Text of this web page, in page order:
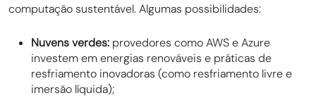
computação sustentável. Algumas possibilidades:
Nuvens verdes: provedores como AWS e Azure
investem em energias renováveis e práticas de
resfriamento inovadoras (como resfriamento livre e
imersão líquida);